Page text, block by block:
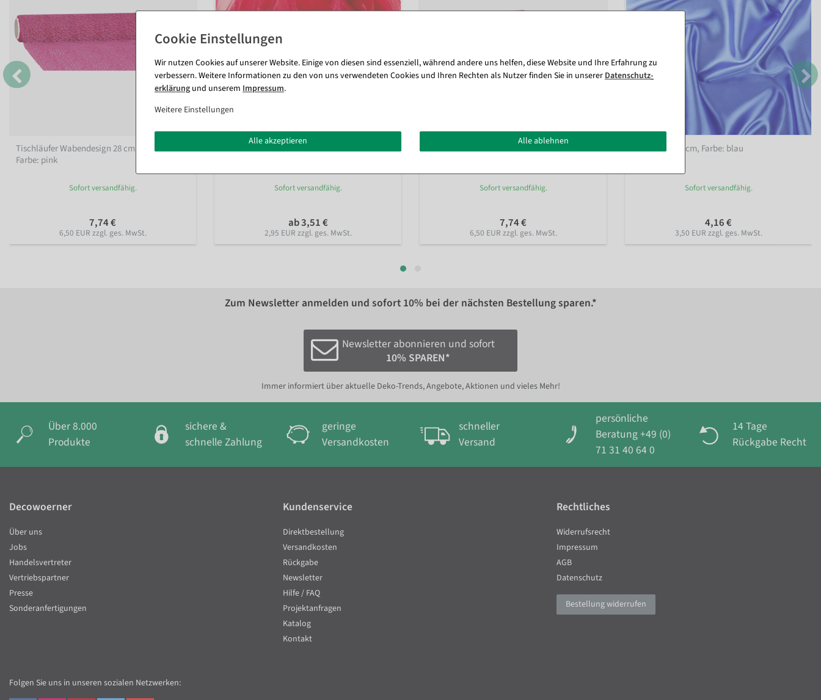
Tischläufer Wabendesign 28 cm x 2,5 m,
Farbe: pink
Sofort versandfähig.
7,74 €
6,50 EUR zzgl. ges. MwSt.
Chiffonstoff, rot, 145 cm
Sofort versandfähig.
ab 3,51 €
2,95 EUR zzgl. ges. MwSt.
Tischläufer Wabendesign 28 cm x 2,5 m,
Sofort versandfähig.
7,74 €
6,50 EUR zzgl. ges. MwSt.
Satinstoff 150 cm, Farbe: blau
Sofort versandfähig.
4,16 €
3,50 EUR zzgl. ges. MwSt.
Zum Newsletter anmelden und sofort 10% bei der nächsten Bestellung sparen.*
Newsletter abonnieren und sofort
10% SPAREN*
Immer informiert über aktuelle Deko-Trends, Angebote, Aktionen und vieles Mehr!
Über 8.000
Produkte
sichere &
schnelle Zahlung
geringe
Versandkosten
schneller
Versand
persönliche
Beratung +49 (0)
71 31 40 64 0
14 Tage
Rückgabe Recht
Wir nutzen Cookies auf unserer Website. Einige von diesen sind essenziell, während andere uns helfen, diese Website und Ihre Erfahrung zu
verbessern. Weitere Informationen zu den von uns verwendeten Cookies und Ihren Rechten als Nutzer finden Sie in unserer Daten­schutz­
erklärung und unserem Impressum.
Weitere Einstellungen
Alle akzeptieren Alle ablehnen
Decowoerner
Über uns
Jobs
Handelsvertreter
Vertriebspartner
Presse
Sonderanfertigungen
Kundenservice
Direktbestellung
Versandkosten
Rückgabe
Newsletter
Hilfe / FAQ
Projektanfragen
Katalog
Kontakt
Rechtliches
Widerrufsrecht
Impressum
AGB
Datenschutz
Bestellung widerrufen
Folgen Sie uns in unseren sozialen Netzwerken: